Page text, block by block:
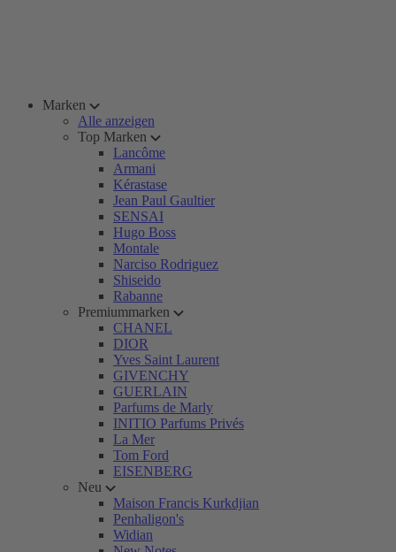
Marken
Alle anzeigen
Top Marken
Lancôme
Armani
Kérastase
Jean Paul Gaultier
SENSAI
Hugo Boss
Montale
Narciso Rodriguez
Shiseido
Rabanne
Premiummarken
CHANEL
DIOR
Yves Saint Laurent
GIVENCHY
GUERLAIN
Parfums de Marly
INITIO Parfums Privés
La Mer
Tom Ford
EISENBERG
Neu
Maison Francis Kurkdjian
Penhaligon's
Widian